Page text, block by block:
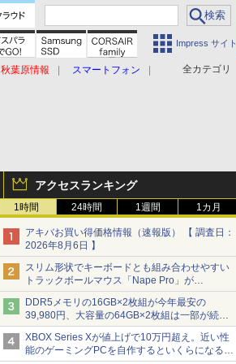
Impress サイト
全カテゴリ
秋葉原情報
スマートフォン
アクセスランキング
1時間 24時間 1週間 1カ月
アキバお買い得価格情報（速報版） 【 調査日：
2026年8月6日 】
スリム形状でキーボードとも組み合わせやすい
トラックボールマウス「Nape Pro」が
Keychronから
DDR5メモリの16GB×2枚組が今年最安の
39,980円、大容量の64GB×2枚組は一部が続騰
[8月前半のメモリ価格]
XBOX Series Xが値上げで10万円超え。近い性
能のゲーミングPCを自作するといくらになる？